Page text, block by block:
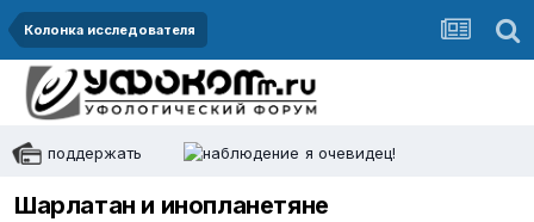
Колонка исследователя
поддержать я очевидец!
Шарлатан и инопланетяне